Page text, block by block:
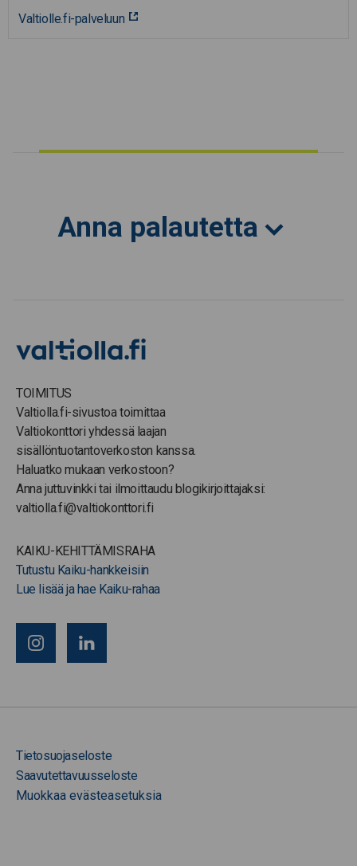
Valtiolle.fi-palveluun
Anna palautetta
TOIMITUS
Valtiolla.fi-sivustoa toimittaa
Valtiokonttori yhdessä laajan
sisällöntuotantoverkoston kanssa.
Haluatko mukaan verkostoon?
Anna juttuvinkki tai ilmoittaudu blogikirjoittajaksi:
valtiolla.fi@valtiokonttori.fi
KAIKU-KEHITTÄMISRAHA
Tutustu Kaiku-hankkeisiin
Lue lisää ja hae Kaiku-rahaa
Tietosuojaseloste
Saavutettavuusseloste
Muokkaa evästeasetuksia